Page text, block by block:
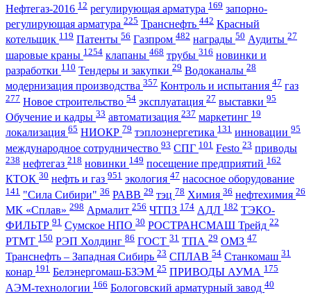
Нефтегаз-2016 12 регулирующая арматура 169 запорно-
регулирующая арматура 225 Транснефть 442 Красный
котельщик 119 Патенты 56 Газпром 482 награды 50 Аудиты 27
шаровые краны 1254 клапаны 468 трубы 316 новинки и
разработки 110 Тендеры и закупки 29 Водоканалы 28
модернизация производства 357 Контроль и испытания 47 газ
277 Новое строительство 54 эксплуатация 27 выставки 95
Обучение и кадры 33 автоматизация 237 маркетинг 19
локализация 65 НИОКР 79 тэплоэнергетика 131 инновации 95
международное сотрудничество 93 СПГ 101 Festo 23 приводы
238 нефтегаз 218 новинки 149 посещение предприятий 162
КТОК 30 нефть и газ 951 экология 47 насосное оборудование
141 "Сила Сибири" 36 РАВВ 29 тэц 78 Химия 36 нефтехимия 26
МК «Сплав» 298 Армалит 256 ЧТПЗ 174 АДЛ 182 ТЭКО-
ФИЛЬТР 91 Сумское НПО 30 РОСТРАНСМАШ Трейд 22
РТМТ 150 РЭП Холдинг 86 ГОСТ 31 ТПА 29 ОМЗ 47
Транснефть – Западная Сибирь 23 СПЛАВ 54 Станкомаш 31
конар 191 Белэнергомаш-БЗЭМ 25 ПРИВОДЫ АУМА 175
АЭМ-технологии 166 Бологовский арматурный завод 40